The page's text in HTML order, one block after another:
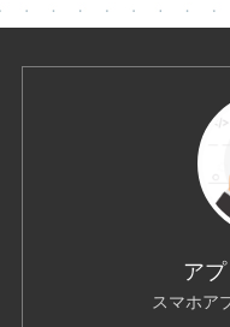
ア
スマホア